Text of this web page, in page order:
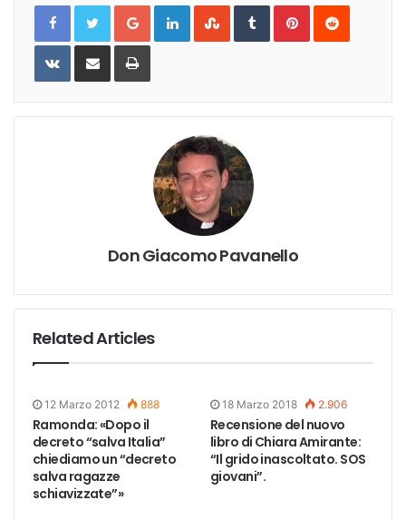
Google+LinkedInStumbleUpon
TumblrPinterestReddit
VKontakteShare
Email
Print
Don Giacomo Pavanello
Related Articles
12 Marzo 2012 888
Ramonda: «Dopo il
decreto “salva Italia”
chiediamo un “decreto
salva ragazze
schiavizzate”»
18 Marzo 2018 2.906
Recensione del nuovo
libro di Chiara Amirante:
“Il grido inascoltato. SOS
giovani”.